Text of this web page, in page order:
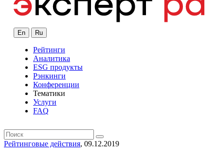
En Ru
Рейтинги
Аналитика
ESG продукты
Рэнкинги
Конференции
Тематики
Услуги
FAQ
Рейтинговые действия, 09.12.2019